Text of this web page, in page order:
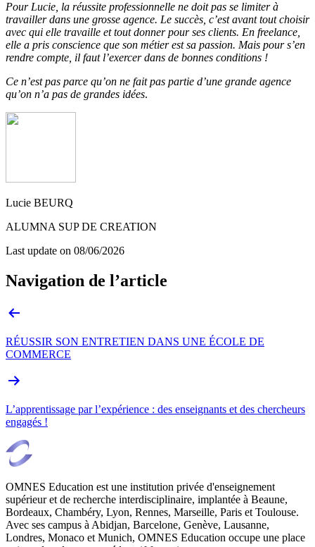
Pour Lucie, la réussite professionnelle ne doit pas se limiter à
travailler dans une grosse agence. Le succès, c’est avant tout choisir
avec qui elle travaille et tout donner pour ses clients. En freelance,
elle a pris conscience que son métier est sa passion. Mais pour s’en
rendre compte, il faut l’exercer dans de bonnes conditions !
Ce n’est pas parce qu’on ne fait pas partie d’une grande agence
qu’on n’a pas de grandes idées.
Lucie BEURQ
ALUMNA SUP DE CREATION
Last update on 08/06/2026
Navigation de l’article
RÉUSSIR SON ENTRETIEN DANS UNE ÉCOLE DE
COMMERCE
L’apprentissage par l’expérience : des enseignants et des chercheurs
engagés !
OMNES Education est une institution privée d'enseignement
supérieur et de recherche interdisciplinaire, implantée à Beaune,
Bordeaux, Chambéry, Lyon, Rennes, Marseille, Paris et Toulouse.
Avec ses campus à Abidjan, Barcelone, Genève, Lausanne,
Londres, Monaco et Munich, OMNES Education occupe une place